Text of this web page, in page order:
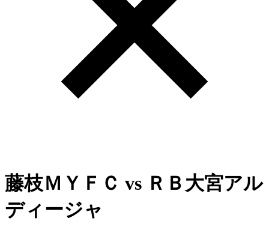
藤枝ＭＹＦＣ vs ＲＢ大宮アル
ディージャ